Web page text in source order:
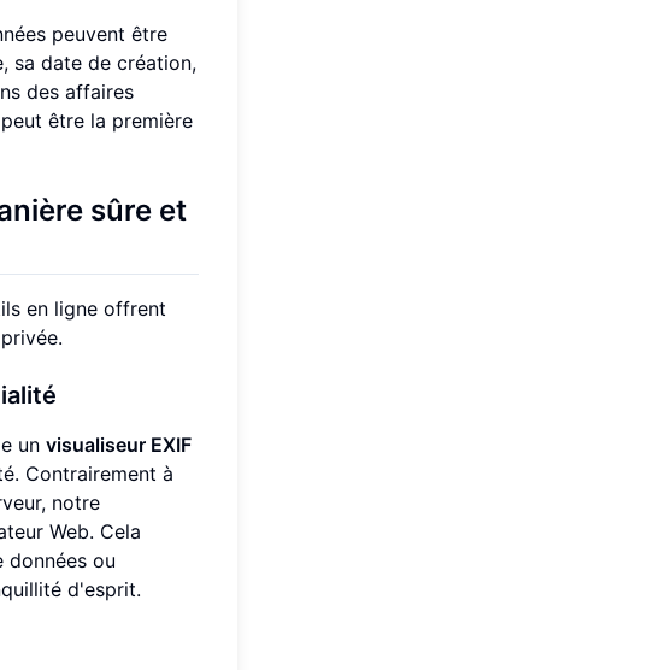
peuvent être
sa date de création,
des affaires
être la première
sûre et
en ligne offrent
un visualiseur EXIF
Contrairement à
notre
Web. Cela
ou
d'esprit.